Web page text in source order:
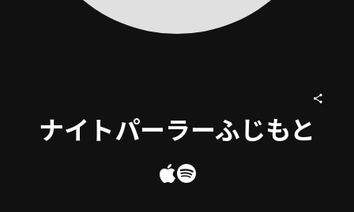
ナイトパーラーふじもと